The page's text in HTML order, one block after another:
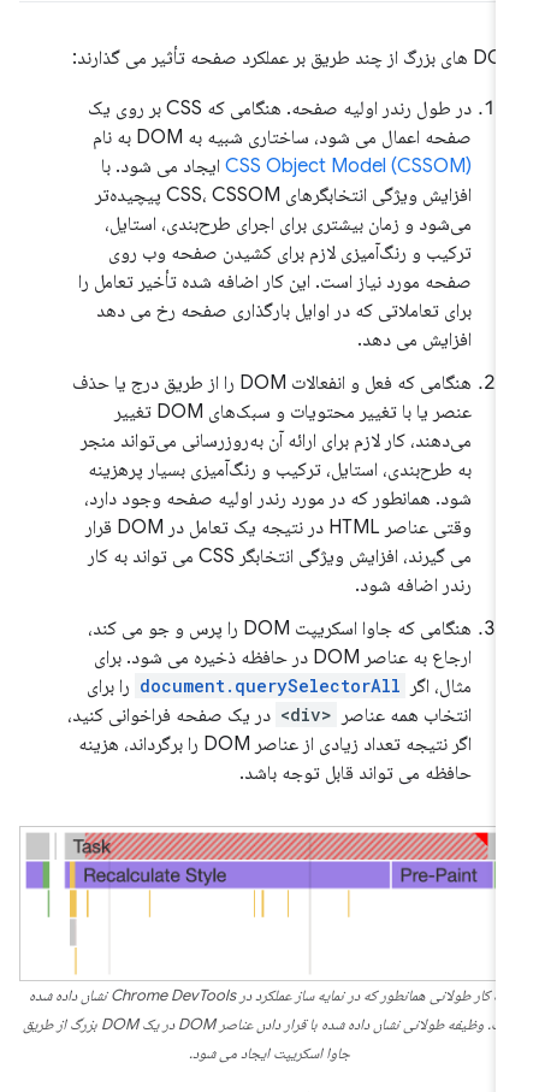
در طول رندر اولیه صفحه. هنگامی که CSS بر روی یک
صفحه اعمال می شود، ساختاری شبیه به DOM به نام
CSS Object Model (CSSOM)ایجاد می شود. با
افزایش ویژگی انتخابگرهای CSS، CSSOM پیچیده‌تر
می‌شود و زمان بیشتری برای اجرای طرح‌بندی، استایل،
ترکیب و رنگ‌آمیزی لازم برای کشیدن صفحه وب روی
صفحه مورد نیاز است. این کار اضافه شده تأخیر تعامل را
برای تعاملاتی که در اوایل بارگذاری صفحه رخ می دهد
افزایش می دهد.
هنگامی که فعل و انفعالات DOM را از طریق درج یا حذف
عنصر یا با تغییر محتویات و سبک‌های DOM تغییر
می‌دهند، کار لازم برای ارائه آن به‌روزرسانی می‌تواند منجر
به طرح‌بندی، استایل، ترکیب و رنگ‌آمیزی بسیار پرهزینه
شود. همانطور که در مورد رندر اولیه صفحه وجود دارد،
وقتی عناصر HTML در نتیجه یک تعامل در DOM قرار
می گیرند، افزایش ویژگی انتخابگر CSS می تواند به کار
رندر اضافه شود.
هنگامی که جاوا اسکریپت DOM را پرس و جو می کند،
ارجاع به عناصر DOM در حافظه ذخیره می شود. برای
مثال، اگر document.querySelectorAll را برای
انتخاب همه عناصر <div>
در یک صفحه فراخوانی کنید،
اگر نتیجه تعداد زیادی از عناصر DOM را برگرداند، هزینه
حافظه می تواند قابل توجه باشد.
یک کار طولانی همانطور که در نمایه ساز عملکرد در Chrome DevTools نشان داده شده
است. وظیفه طولانی نشان داده شده با قرار دادن عناصر DOM در یک DOM بزرگ از طریق
جاوا اسکریپت ایجاد می شود.